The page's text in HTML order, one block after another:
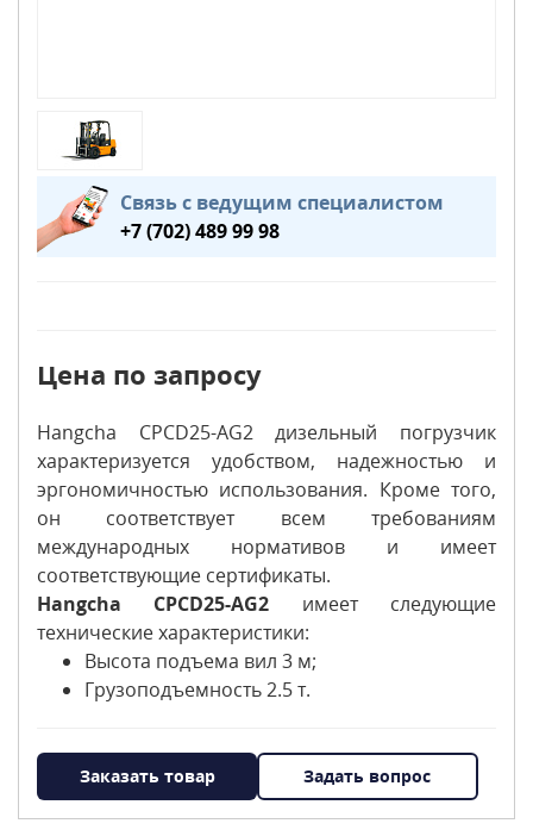
Связь с ведущим специалистом
+7 (702) 489 99 98
Цена по запросу
Hangcha CPCD25-AG2 дизельный погрузчик
характеризуется удобством, надежностью и
эргономичностью использования. Кроме того,
он соответствует всем требованиям
международных нормативов и имеет
соответствующие сертификаты.
Hangcha CPCD25-AG2 имеет следующие
технические характеристики:
Высота подъема вил 3 м;
Грузоподъемность 2.5 т.
Заказать товар Задать вопрос